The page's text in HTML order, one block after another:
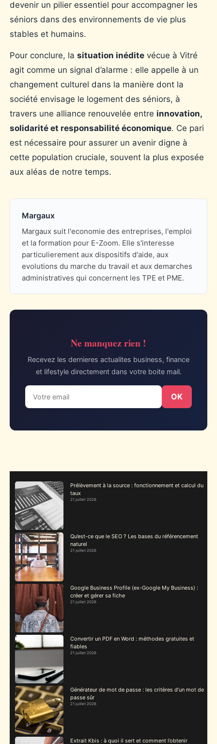
devenir un pilier essentiel pour accompagner les
séniors dans des environnements de vie plus
stables et humains.
Pour conclure, la situation inédite vécue à Vitré
agit comme un signal d’alarme : elle appelle à un
changement culturel dans la manière dont la
société envisage le logement des séniors, à
travers une alliance renouvelée entre innovation,
solidarité et responsabilité économique. Ce pari
est nécessaire pour assurer un avenir digne à
cette population cruciale, souvent la plus exposée
aux aléas de notre temps.
Margaux
Margaux suit l'economie des entreprises, l'emploi
et la formation pour E-Zoom. Elle s'interesse
particulierement aux dispositifs d'aide, aux
evolutions du marche du travail et aux demarches
administratives qui concernent les TPE et PME.
Ne manquez rien !
Recevez les dernieres actualites business, finance
et lifestyle directement dans votre boite mail.
OK
Prélèvement à la source : fonctionnement et calcul du
taux
21 juillet 2026
Qu’est-ce que le SEO ? Les bases du référencement
naturel
21 juillet 2026
Google Business Profile (ex-Google My Business) :
créer et gérer sa fiche
21 juillet 2026
Convertir un PDF en Word : méthodes gratuites et
fiables
21 juillet 2026
Générateur de mot de passe : les critères d’un mot de
passe sûr
21 juillet 2026
Extrait Kbis : à quoi il sert et comment l’obtenir